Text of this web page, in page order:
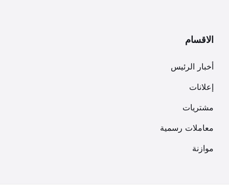
الاقسام
أخبار الرئيس
إعلانات
مشتريات
معاملات رسمية
موازنة